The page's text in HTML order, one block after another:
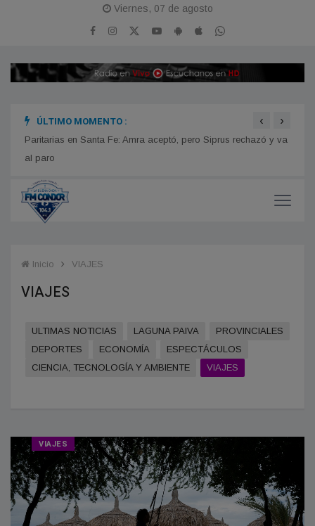
Viernes, 07 de agosto
ÚLTIMO MOMENTO :
Paritarias en Santa Fe: Amra aceptó, pero Siprus rechazó y va
al paro
Estrellas de Talleres inauguró sus nuevos sanitarios
‹ ›
Inicio VIAJES
VIAJES
ULTIMAS NOTICIAS LAGUNA PAIVA
PROVINCIALES
DEPORTES
ECONOMÍA
ESPECTÁCULOS
CIENCIA, TECNOLOGÍA Y AMBIENTE
VIAJES
VIAJES